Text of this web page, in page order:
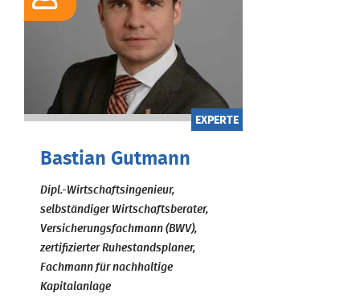
EXPERTE
Bastian Gutmann
Dipl.-Wirtschaftsingenieur,
selbständiger Wirtschaftsberater,
Versicherungsfachmann (BWV),
zertifizierter Ruhestandsplaner,
Fachmann für nachhaltige
Kapitalanlage